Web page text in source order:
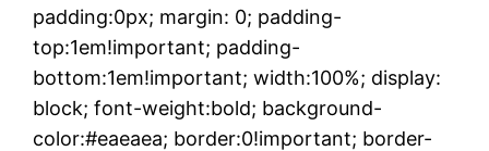
padding:0px; margin: 0; padding-
top:1em!important; padding-
bottom:1em!important; width:100%; display:
block; font-weight:bold; background-
color:#eaeaea; border:0!important; border-